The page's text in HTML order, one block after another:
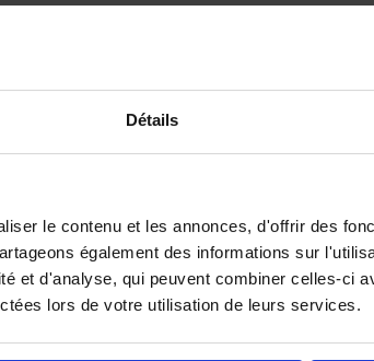
Détails
le contenu et les annonces, d'offrir des
également des informations sur
et d'analyse, qui peuvent combiner celles-ci
lors de votre utilisation de leurs services.
Une urgence ?
Vous souhaitez être